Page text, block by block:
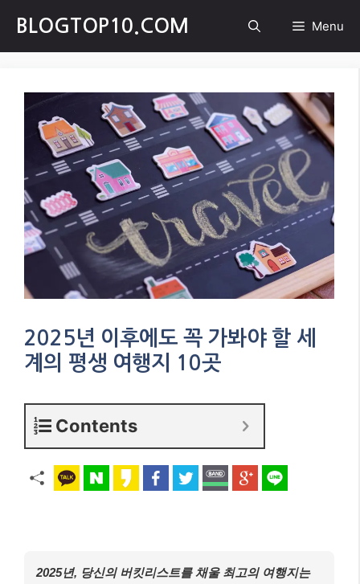
content
BLOGTOP10.COM Menu
2025년 이후에도 꼭 가봐야 할 세
계의 평생 여행지 10곳
Contents
2025년, 당신의 버킷리스트를 채울 최고의 여행지는